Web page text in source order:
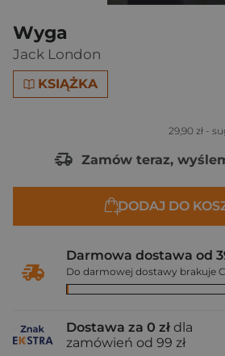
Wyga
Jack London
KSIĄŻKA
29,90 zł -
Zamów teraz,
DODAJ DO
Darmowa dostawa od
Do darmowej dostawy brakuje
Dostawa za 0 zł dla
zamówień od 99 zł